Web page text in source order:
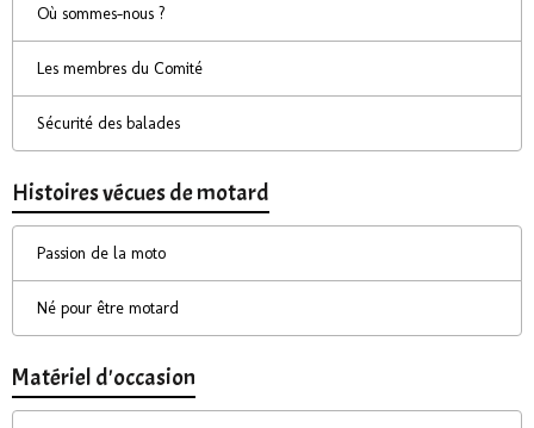
Où sommes-nous ?
Les membres du Comité
Sécurité des balades
Histoires vécues de motard
Passion de la moto
Né pour être motard
Matériel d'occasion